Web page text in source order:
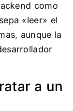
como
«leer» el
aunque la
a un